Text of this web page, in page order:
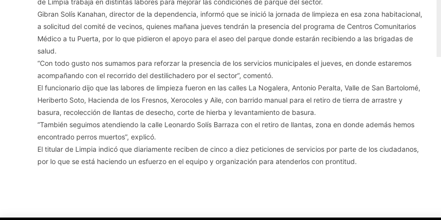
de Limpia trabaja en distintas labores para mejorar las condiciones de parque del sector.
Gibran Solís Kanahan, director de la dependencia, informó que se inició la jornada de limpieza en esa zona habitacional,
a solicitud del comité de vecinos, quienes mañana jueves tendrán la presencia del programa de Centros Comunitarios
Médico a tu Puerta, por lo que pidieron el apoyo para el aseo del parque donde estarán recibiendo a las brigadas de
salud.
“Con todo gusto nos sumamos para reforzar la presencia de los servicios municipales el jueves, en donde estaremos
acompañando con el recorrido del destilichadero por el sector”, comentó.
El funcionario dijo que las labores de limpieza fueron en las calles La Nogalera, Antonio Peralta, Valle de San Bartolomé,
Heriberto Soto, Hacienda de los Fresnos, Xerocoles y Aile, con barrido manual para el retiro de tierra de arrastre y
basura, recolección de llantas de desecho, corte de hierba y levantamiento de basura.
“También seguimos atendiendo la calle Leonardo Solís Barraza con el retiro de llantas, zona en donde además hemos
encontrado perros muertos”, explicó.
El titular de Limpia indicó que diariamente reciben de cinco a diez peticiones de servicios por parte de los ciudadanos,
por lo que se está haciendo un esfuerzo en el equipo y organización para atenderlos con prontitud.